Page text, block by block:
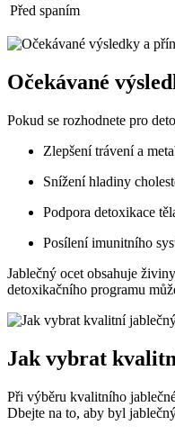
Před spaním
Očekávané
Pokud se rozhodnete pro
Zlepšení trávení a
Snížení hladiny
Podpora detoxikace
Posílení imunitního
Jablečný ocet obsahuje
detoxikačního programu
Jak vybrat
Při výběru kvalitního
Dbejte na to, aby byl